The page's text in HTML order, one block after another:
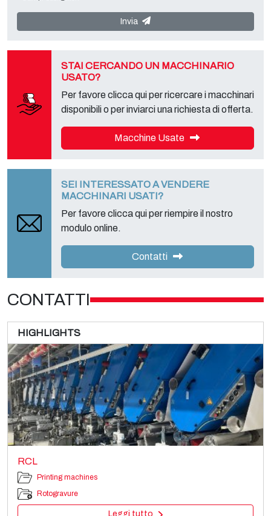
rivolgersi al "Servizio Privacy" presso il titolare del trattamento per
esercitare i diritti previsti e per ottenere l’informativa completa,
Invia
STAI CERCANDO UN MACCHINARIO
USATO?
Per favore clicca qui per ricercare i macchinari
disponibili o per inviarci una richiesta di offerta.
Macchine Usate
SEI INTERESSATO A VENDERE
MACCHINARI USATI?
Per favore clicca qui per riempire il nostro
modulo online.
Contatti
CONTATTI
HIGHLIGHTS
RCL
Printing machines
Rotogravure
Leggi tutto